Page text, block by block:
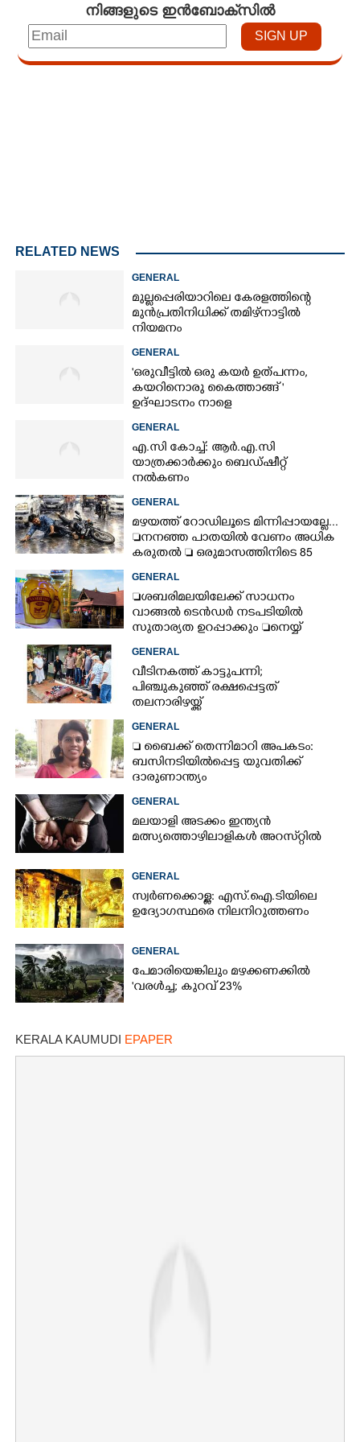
നിങ്ങളുടെ ഇൻബോക്സിൽ
RELATED NEWS
GENERAL
മുല്ലപ്പെരിയാറിലെ കേരളത്തിന്റെ
മുൻപ്രതിനിധിക്ക് തമിഴ്നാട്ടിൽ
നിയമനം
GENERAL
'ഒരുവീട്ടിൽ ഒരു കയർ ഉത്പന്നം,
കയറിനൊരു കൈത്താങ്ങ് '
ഉദ്ഘാടനം നാളെ
GENERAL
എ.സി കോച്ച്: ആർ.എ.സി
യാത്രക്കാർക്കും ബെഡ്ഷീറ്റ്
നൽകണം
GENERAL
മഴയത്ത് റോഡിലൂടെ മിന്നിപ്പായല്ലേ...
നനഞ്ഞ പാതയിൽ വേണം അധിക
കരുതൽ  ഒരുമാസത്തിനിടെ 85
GENERAL
ശബരിമലയിലേക്ക് സാധനം
വാങ്ങൽ ടെൻ‌ഡർ നടപടിയിൽ
സുതാര്യത ഉറപ്പാക്കും നെയ്യ്
GENERAL
വീടിനകത്ത് കാട്ടുപന്നി;
പിഞ്ചുകുഞ്ഞ് രക്ഷപ്പെട്ടത്
തലനാരിഴയ്ക്ക്
GENERAL
 ബൈക്ക് തെന്നിമാറി അപകടം:
ബസിനടിയിൽപ്പെട്ട യുവതിക്ക്
ദാരുണാന്ത്യം
GENERAL
മലയാളി അടക്കം ഇന്ത്യൻ
മത്സ്യത്തൊഴിലാളികൾ അറസ്‌റ്റിൽ
GENERAL
സ്വർണക്കൊള്ള: എസ്.ഐ.ടിയിലെ
ഉദ്യോഗസ്ഥരെ നിലനിറുത്തണം
GENERAL
പേമാരിയെങ്കിലും മഴക്കണക്കിൽ
'വരൾച്ച; കുറവ് 23%
KERALA KAUMUDI EPAPER